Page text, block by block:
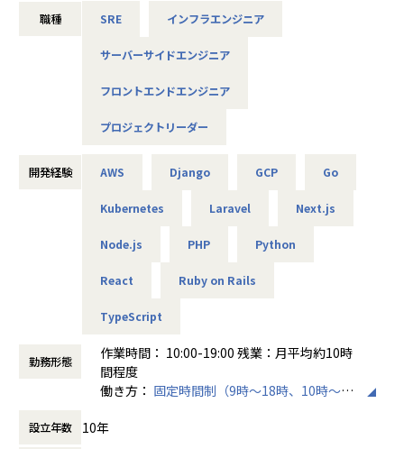
化 → 2週間単位のマイルストーン設定 → プロジェクトチー
ムで分担しながらタスク実行
プランニング内容のタスク化 → デイリースタンドアップ →
【プロジェクトにおけるコミュニケーション】
・朝会・昼会（デイリー）：持ちタスクの状況・課題・完了
予定・次のタスクを共有
・Slack：随時困りごとの相談や手が空いた際の声かけなど
を連絡し合っています
・Discord / Slackハドル：議論が必要な内容、補足が必要な
ミュニケーションをとりながら進めます
【その他のコミュニケーション】
オフィスへの出社がなく、全社員が全国各地の自宅から勤務
なコミュニケーションの機会を設けています。
AI Agentを活用した開発を標準に据え、少人数・スピード感
これまで少しずつ開発メンバーを増やしてきましたが、エン
ような立場でプロジェクトをリードできる方や、ゆくゆくは
要性が高まっています。そこで今回、こうした役割を担って
■ポジションの役割
加えて、案件リーダー／プロジェクトリーダーとして、顧客
折衝・要件整理・進捗管理・意思決定を通じてプロジェクト
を牽引し、メンバーを巻き込みながらチームで成果を出して
いただくことを期待します。
将来的に、エンジニアリングマネージャーを目指すことも可
能です。
職種 SRE インフラエンジニア
サーバーサイドエンジニア
フロントエンドエンジニア
プロジェクトリーダー
開発経験 AWS Django GCP Go
Kubernetes Laravel Next.js
Node.js PHP Python
React Ruby on Rails
TypeScript
勤務形態
作業時間： 10:00-19:00 残業：月平均約10時
間程度
働き方： 固定時間制（9時～18時、10時～19
時間外労働の有無： 有（月平均10時間）
設立年数 10年